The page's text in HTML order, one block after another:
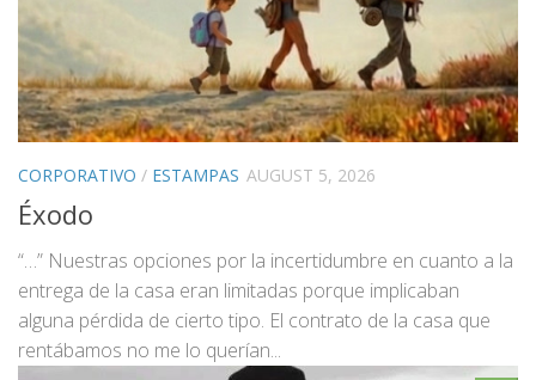
CORPORATIVO / ESTAMPAS AUGUST 5, 2026
Éxodo
“…” Nuestras opciones por la incertidumbre en cuanto a la
entrega de la casa eran limitadas porque implicaban
alguna pérdida de cierto tipo. El contrato de la casa que
rentábamos no me lo querían...